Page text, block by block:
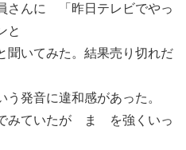
さんに 「昨日テレビでやっ
と
聞いてみた。結果売り切れだ
発音に違和感があった。
みていたが ま を強くいっ